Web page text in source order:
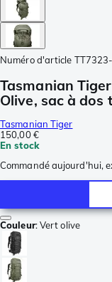
Numéro d'article
Tasmanian
Olive, sac à dos
Tasmanian Tiger
150,00 €
En stock
Commandé aujourd'hui,
Couleur:Vert olive